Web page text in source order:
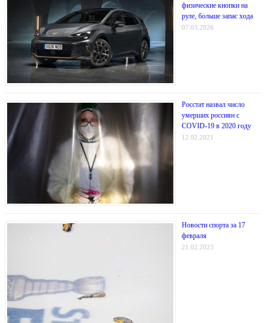
физические кнопки на
руле, больше запас хода
07.03.2026
Росстат назвал число
умерших россиян c
СOVID-19 в 2020 году
12.02.2021
Новости спорта за 17
февраля
21.02.2023